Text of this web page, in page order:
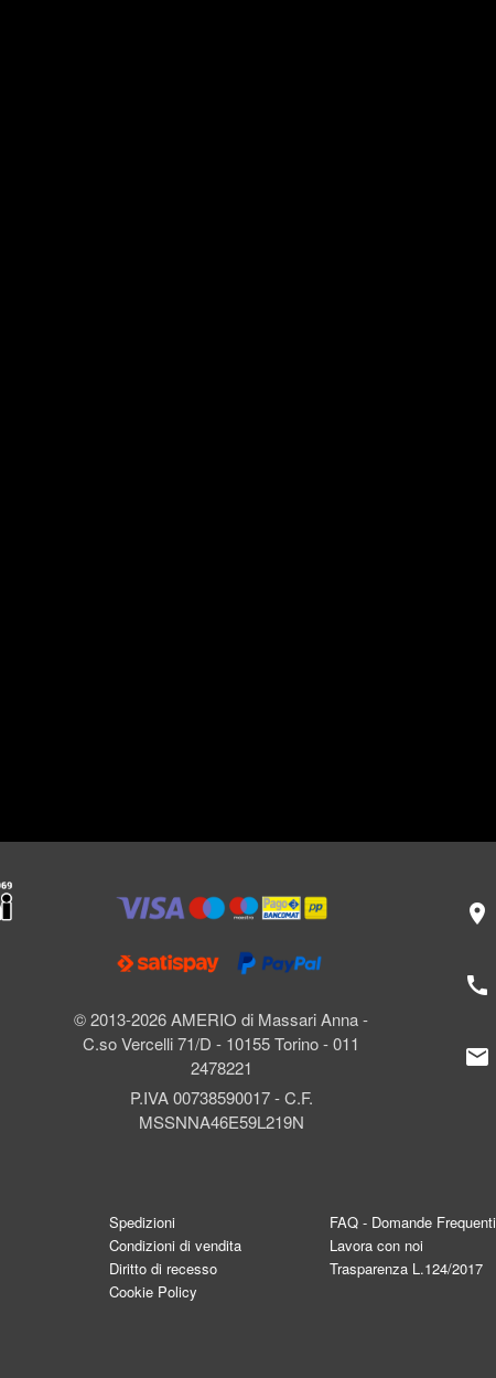
© 2013-2026 AMERIO di Massari Anna -
C.so Vercelli 71/D - 10155 Torino - 011
2478221
P.IVA 00738590017 - C.F.
MSSNNA46E59L219N
location_on
call
mail
Spedizioni
Condizioni di vendita
Diritto di recesso
Cookie Policy
FAQ - Domande Frequenti
Lavora con noi
Trasparenza L.124/2017